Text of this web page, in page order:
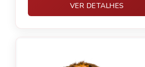
VER DETALHES